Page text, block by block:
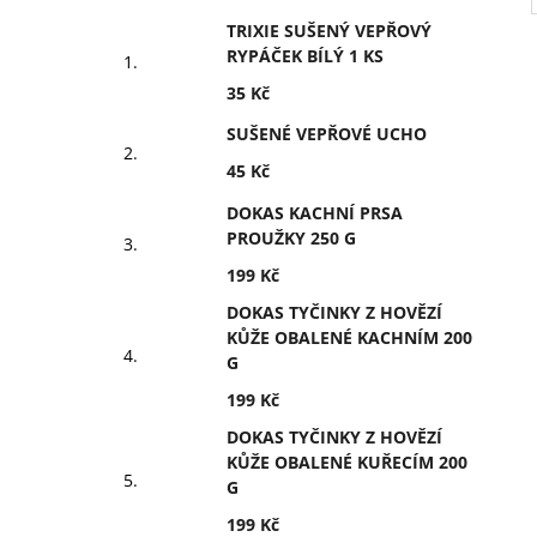
TRIXIE SUŠENÝ VEPŘOVÝ
RYPÁČEK BÍLÝ 1 KS
35 Kč
SUŠENÉ VEPŘOVÉ UCHO
45 Kč
DOKAS KACHNÍ PRSA
PROUŽKY 250 G
199 Kč
DOKAS TYČINKY Z HOVĚZÍ
KŮŽE OBALENÉ KACHNÍM 200
G
199 Kč
DOKAS TYČINKY Z HOVĚZÍ
KŮŽE OBALENÉ KUŘECÍM 200
G
199 Kč